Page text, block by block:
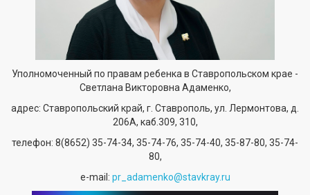
Уполномоченный по правам ребенка в Ставропольском крае -
Светлана Викторовна Адаменко,
адрес: Ставропольский край, г. Ставрополь, ул. Лермонтова, д.
206А, каб.309, 310,
телефон: 8(8652) 35-74-34, 35-74-76, 35-74-40, 35-87-80, 35-74-
80,
е-mail: pr_adamenko@stavkray.ru